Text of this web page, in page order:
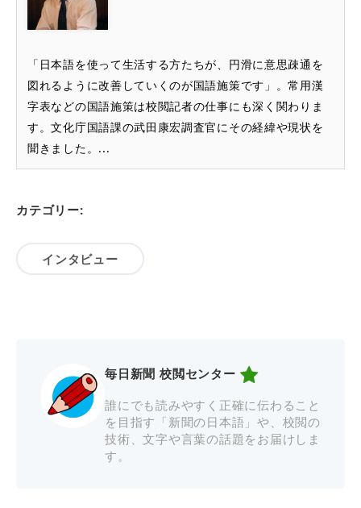
「日本語を使って生活する方たちが、円滑に意思疎通を
図れるように改善していくのが国語施策です」。常用漢
字表などの国語施策は校閲記者の仕事にも深く関わりま
す。文化庁国語課の武田康宏調査官にその経緯や現状を
聞きました。...
カテゴリー:
インタビュー
毎日新聞 校閲センター
誰にでも読みやすく正確に伝わること
を目指す「新聞の日本語」や、校閲の
技術、文字や言葉の話題をお届けしま
す。